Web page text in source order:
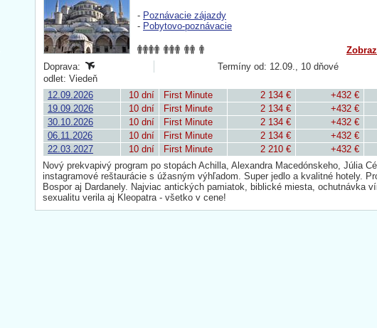
- Poznávacie zájazdy
- Pobytovo-poznávacie
Doprava:
Termíny od: 12.09., 10 dňové
odlet: Viedeň
12.09.2026
10 dní First Minute 2 134 € +432 €
19.09.2026
10 dní First Minute 2 134 € +432 €
30.10.2026
10 dní First Minute 2 134 € +432 €
06.11.2026
10 dní First Minute 2 134 € +432 €
22.03.2027
10 dní First Minute 2 210 € +432 €
Nový prekvapivý program po stopách Achilla, Alexandra Macedónskeho, Júlia
instagramové reštaurácie s úžasným výhľadom. Super jedlo a kvalitné hotely.
Bospor aj Dardanely. Najviac antických pamiatok, biblické miesta, ochutnávka
sexualitu verila aj Kleopatra - všetko v cene!